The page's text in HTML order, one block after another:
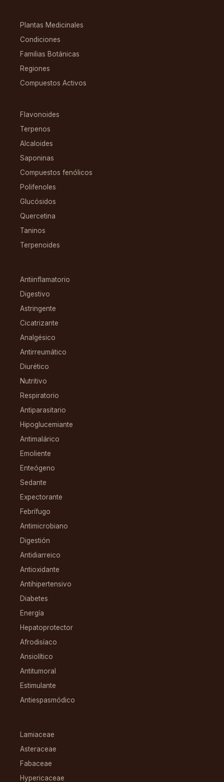
Plantas Medicinales
Condiciones
Familias Botánicas
Regiones
Compuestos Activos
Flavonoides
Terpenos
Alcaloides
Saponinas
Compuestos fenólicos
Polifenoles
Glucósidos
Quercetina
Taninos
Terpenoides
Antiinflamatorio
Digestivo
Astringente
Cicatrizante
Analgésico
Antirreumático
Diurético
Nutritivo
Respiratorio
Antiparasitario
Hipoglucemiante
Antimalárico
Emoliente
Enteógeno
Sedante
Expectorante
Febrífugo
Antimicrobiano
Digestión
Antidiarreico
Antioxidante
Antihipertensivo
Diabetes
Energía
Hepatoprotector
Afrodisíaco
Ansiolítico
Antitumoral
Estimulante
Antiespasmódico
Lamiaceae
Asteraceae
Fabaceae
Hypericaceae